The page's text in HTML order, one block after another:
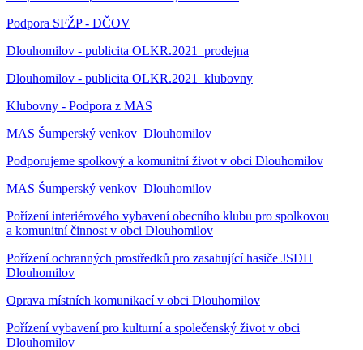
Podpora SFŽP - DČOV
Dlouhomilov - publicita OLKR.2021_prodejna
Dlouhomilov - publicita OLKR.2021_klubovny
Klubovny - Podpora z MAS
MAS Šumperský venkov_Dlouhomilov
Podporujeme spolkový a komunitní život v obci Dlouhomilov
MAS Šumperský venkov_Dlouhomilov
Pořízení interiérového vybavení obecního klubu pro spolkovou
a komunitní činnost v obci Dlouhomilov
Pořízení ochranných prostředků pro zasahující hasiče JSDH
Dlouhomilov
Oprava místních komunikací v obci Dlouhomilov
Pořízení vybavení pro kulturní a společenský život v obci
Dlouhomilov